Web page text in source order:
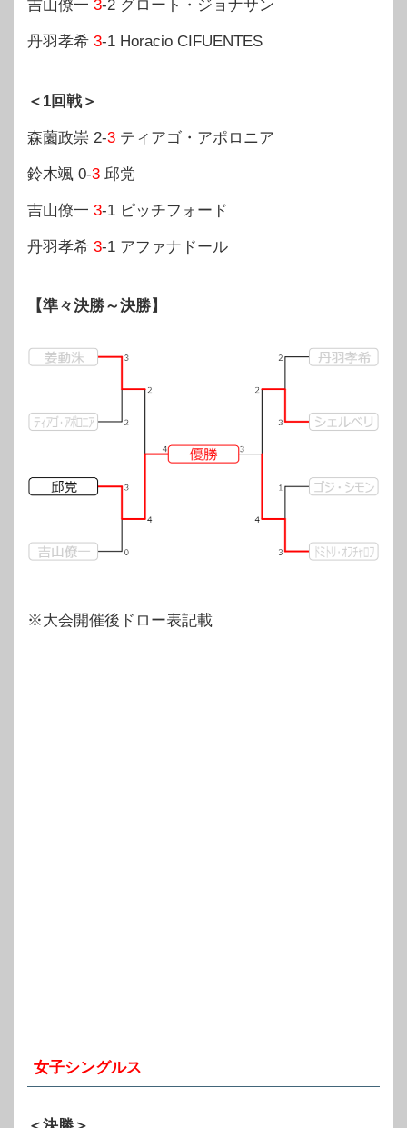
吉山僚一 3-2 グロート・ジョナサン
丹羽孝希 3-1 Horacio CIFUENTES
＜1回戦＞
森薗政崇 2-3 ティアゴ・アポロニア
鈴木颯 0-3 邱党
吉山僚一 3-1 ピッチフォード
丹羽孝希 3-1 アファナドール
【準々決勝～決勝】
※大会開催後ドロー表記載
女子シングルス